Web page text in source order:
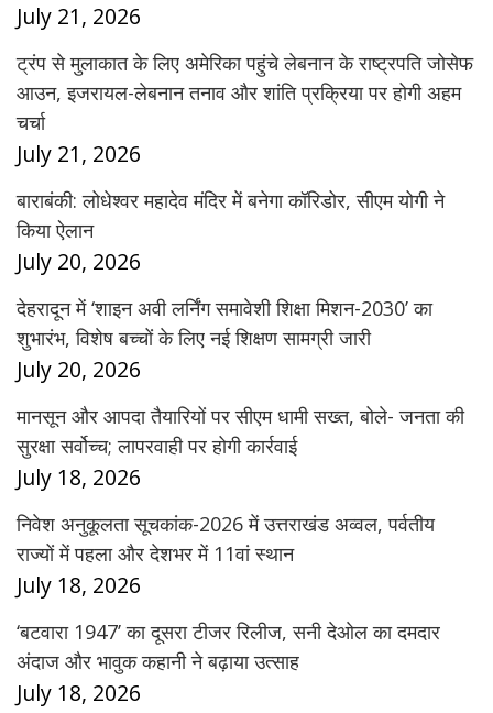
July 21, 2026
ट्रंप से मुलाकात के लिए अमेरिका पहुंचे लेबनान के राष्ट्रपति जोसेफ
आउन, इजरायल-लेबनान तनाव और शांति प्रक्रिया पर होगी अहम
चर्चा
July 21, 2026
बाराबंकी: लोधेश्वर महादेव मंदिर में बनेगा कॉरिडोर, सीएम योगी ने
किया ऐलान
July 20, 2026
देहरादून में ‘शाइन अवी लर्निंग समावेशी शिक्षा मिशन-2030’ का
शुभारंभ, विशेष बच्चों के लिए नई शिक्षण सामग्री जारी
July 20, 2026
मानसून और आपदा तैयारियों पर सीएम धामी सख्त, बोले- जनता की
सुरक्षा सर्वोच्च; लापरवाही पर होगी कार्रवाई
July 18, 2026
निवेश अनुकूलता सूचकांक-2026 में उत्तराखंड अव्वल, पर्वतीय
राज्यों में पहला और देशभर में 11वां स्थान
July 18, 2026
‘बटवारा 1947’ का दूसरा टीजर रिलीज, सनी देओल का दमदार
अंदाज और भावुक कहानी ने बढ़ाया उत्साह
July 18, 2026